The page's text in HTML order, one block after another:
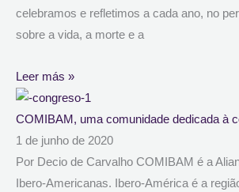
celebramos e refletimos a cada ano, no
sobre a vida, a morte e a
Leer más »
COMIBAM, uma comunidade dedicada à
1 de junho de 2020
Por Decio de Carvalho COMIBAM é a
Ibero-Americanas. Ibero-América é a